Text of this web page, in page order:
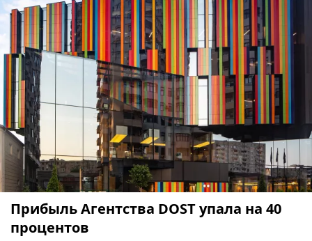
Прибыль Агентства DOST упала на 40
процентов